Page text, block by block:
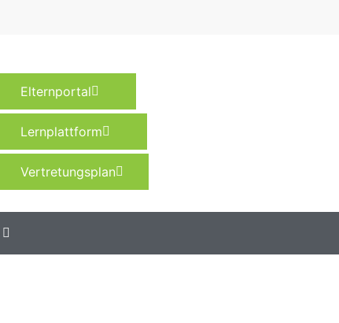
Elternportal
Lernplattform
Vertretungsplan